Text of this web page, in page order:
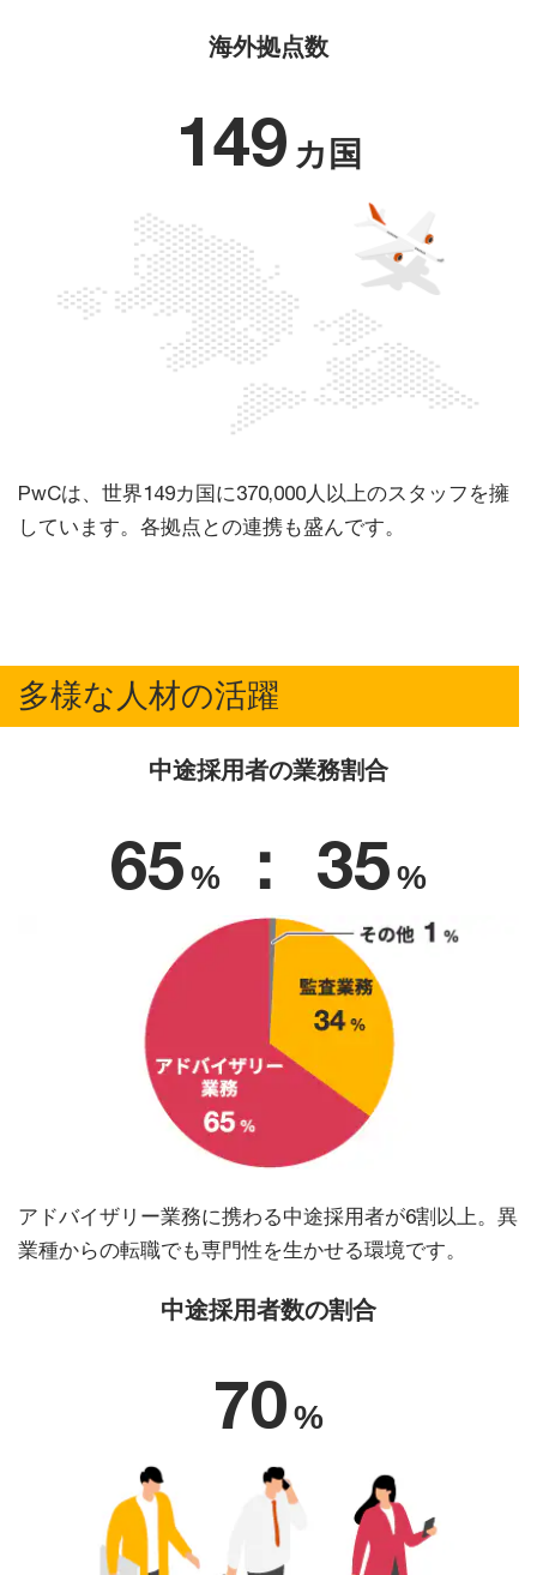
海外拠点数
149 カ国
PwCは、世界149カ国に370,000人以上のスタッフを擁
しています。各拠点との連携も盛んです。
多様な人材の活躍
中途採用者の業務割合
65% ： 35%
アドバイザリー業務に携わる中途採用者が6割以上。異
業種からの転職でも専門性を生かせる環境です。
中途採用者数の割合
70%